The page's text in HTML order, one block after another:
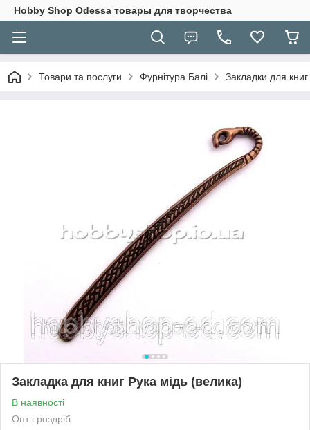
Hobbу Shop Odessa товары для творчества
Товари та послуги Фурнітура Балі Закладки для книг
Закладка для книг Рука мідь (велика)
В наявності
Опт і роздріб